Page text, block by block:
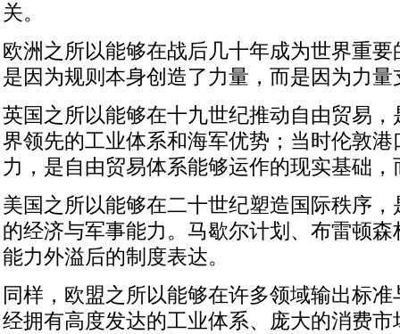
关。
欧洲之所以能够在战后几十年成为世界重
是因为规则本身创造了力量，而是因为力量
英国之所以能够在十九世纪推动自由贸易
界领先的工业体系和海军优势；当时伦敦
力，是自由贸易体系能够运作的现实基础
美国之所以能够在二十世纪塑造国际秩序
的经济与军事能力。马歇尔计划、布雷顿
能力外溢后的制度表达。
同样，欧盟之所以能够在许多领域输出标
经拥有高度发达的工业体系、庞大的消费